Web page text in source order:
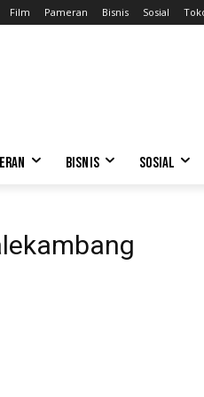
Film Pameran Bisnis Sosial
BISNIS SOSIAL